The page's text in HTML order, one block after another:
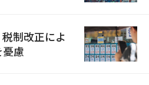
制改正によ
慮